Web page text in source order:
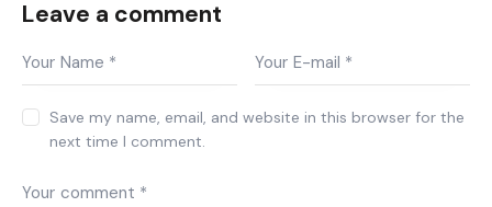
Leave a comment
Save my name, email, and website in this browser for the
next time I comment.